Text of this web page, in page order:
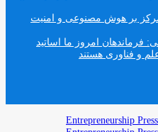
پوستر الکامپ ۲۹ با تمرکز بر هوش مصنوعی و امنیت
فرماندهان امروز ما اساتید
و فناوری هستند